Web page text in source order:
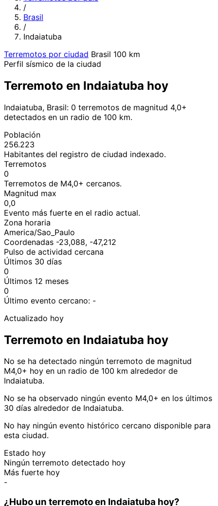
/
Brasil
/
Indaiatuba
Terremotos por ciudad Brasil 100 km
Perfil sísmico de la ciudad
Terremoto en Indaiatuba hoy
Indaiatuba, Brasil: 0 terremotos de magnitud 4,0+
detectados en un radio de 100 km.
Población
256.223
Habitantes del registro de ciudad indexado.
Terremotos
0
Terremotos de M4,0+ cercanos.
Magnitud max
0,0
Evento más fuerte en el radio actual.
Zona horaria
America/Sao_Paulo
Coordenadas -23,088, -47,212
Pulso de actividad cercana
Últimos 30 días
0
Últimos 12 meses
0
Último evento cercano: -
Actualizado hoy
Terremoto en Indaiatuba hoy
No se ha detectado ningún terremoto de magnitud
M4,0+ hoy en un radio de 100 km alrededor de
Indaiatuba.
No se ha observado ningún evento M4,0+ en los últimos
30 días alrededor de Indaiatuba.
No hay ningún evento histórico cercano disponible para
esta ciudad.
Estado hoy
Ningún terremoto detectado hoy
Más fuerte hoy
-
¿Hubo un terremoto en Indaiatuba hoy?